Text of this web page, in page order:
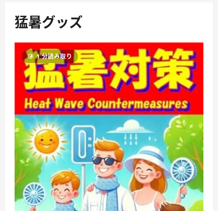
ー
猛暑グッズ
1 分読み取り